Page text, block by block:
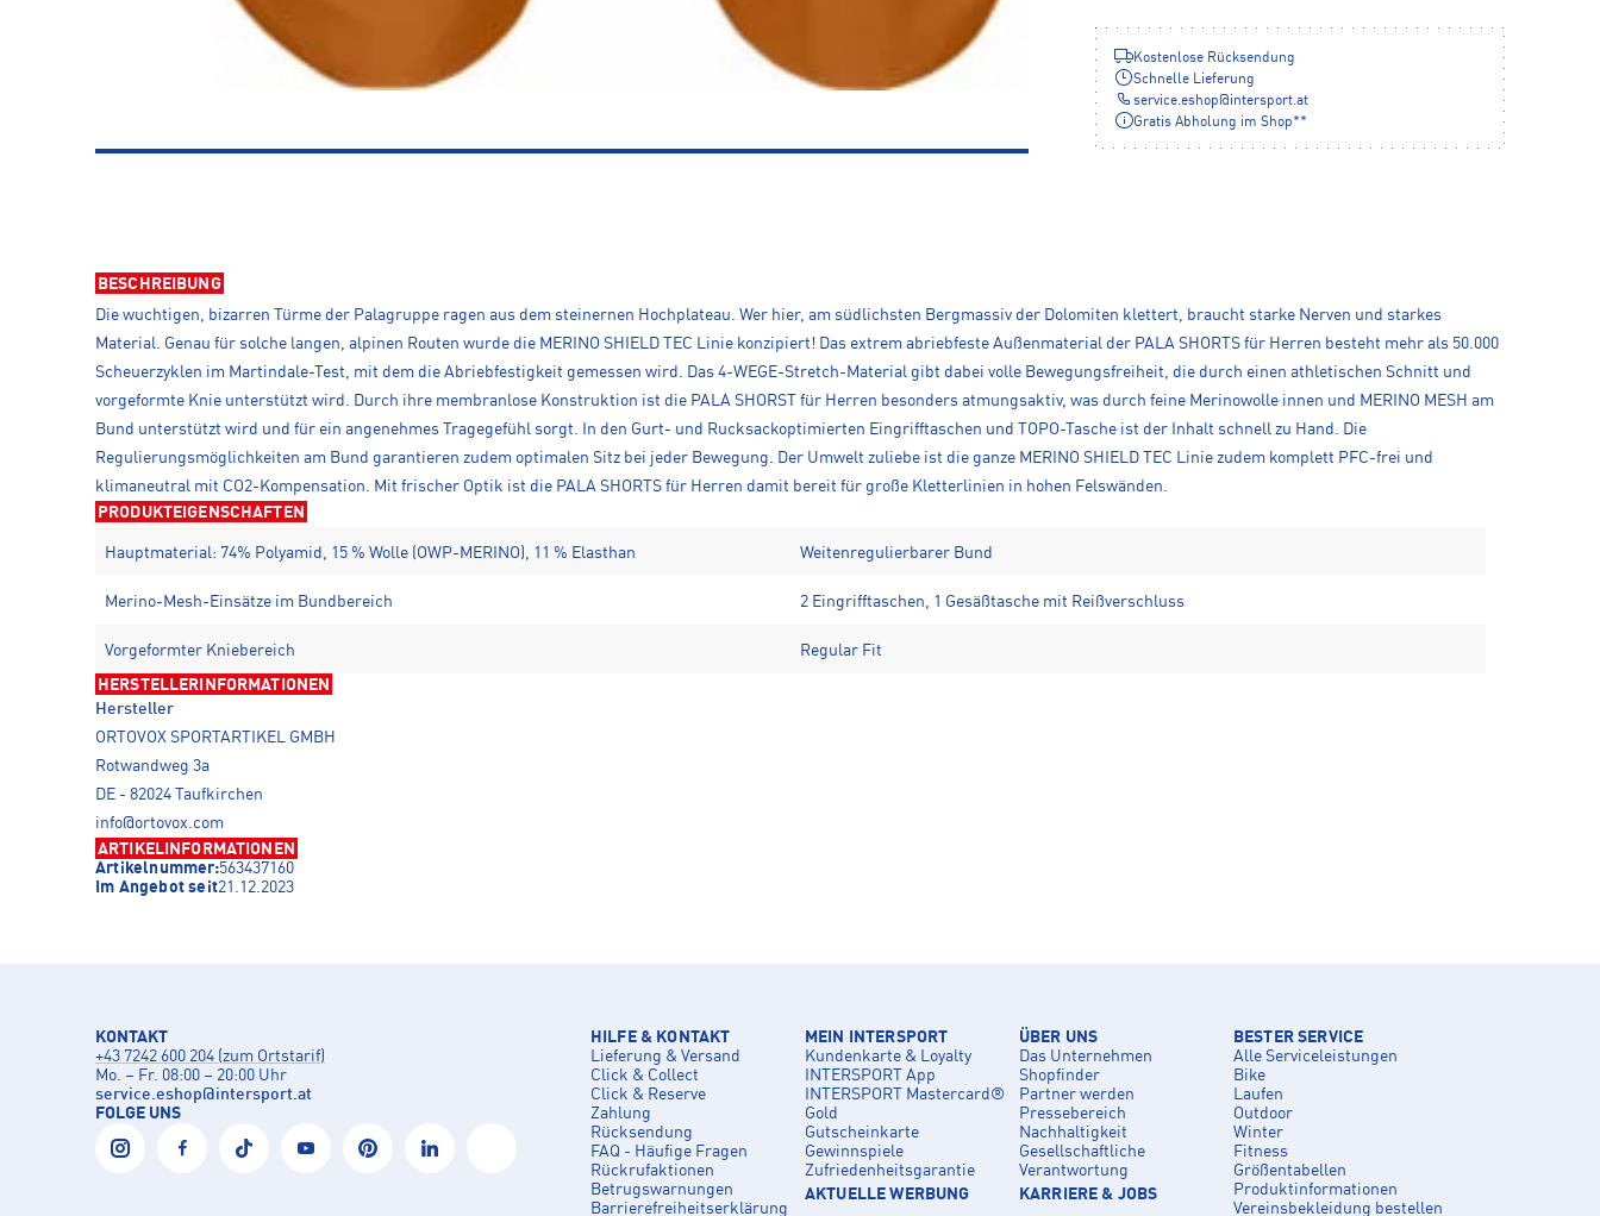
Kostenlose Rücksendung
Schnelle Lieferung
service.eshop@intersport.at
Gratis Abholung im Shop**
BESCHREIBUNG
Die wuchtigen, bizarren Türme der Palagruppe ragen aus dem steinernen Hochplateau. Wer hier, am südlichsten Bergmassiv der Dolomiten klettert, braucht starke Nerven und starkes
Material. Genau für solche langen, alpinen Routen wurde die MERINO SHIELD TEC Linie konzipiert! Das extrem abriebfeste Außenmaterial der PALA SHORTS für Herren besteht mehr als 50.000
Scheuerzyklen im Martindale-Test, mit dem die Abriebfestigkeit gemessen wird. Das 4-WEGE-Stretch-Material gibt dabei volle Bewegungsfreiheit, die durch einen athletischen Schnitt und
vorgeformte Knie unterstützt wird. Durch ihre membranlose Konstruktion ist die PALA SHORST für Herren besonders atmungsaktiv, was durch feine Merinowolle innen und MERINO MESH am
Bund unterstützt wird und für ein angenehmes Tragegefühl sorgt. In den Gurt- und Rucksackoptimierten Eingrifftaschen und TOPO-Tasche ist der Inhalt schnell zu Hand. Die
Regulierungsmöglichkeiten am Bund garantieren zudem optimalen Sitz bei jeder Bewegung. Der Umwelt zuliebe ist die ganze MERINO SHIELD TEC Linie zudem komplett PFC-frei und
klimaneutral mit CO2-Kompensation. Mit frischer Optik ist die PALA SHORTS für Herren damit bereit für große Kletterlinien in hohen Felswänden.
PRODUKTEIGENSCHAFTEN
Hauptmaterial: 74% Polyamid, 15 % Wolle (OWP-MERINO), 11 % Elasthan Weitenregulierbarer Bund
Merino-Mesh-Einsätze im Bundbereich 2 Eingrifftaschen, 1 Gesäßtasche mit Reißverschluss
Vorgeformter Kniebereich Regular Fit
HERSTELLERINFORMATIONEN
Hersteller
ORTOVOX SPORTARTIKEL GMBH
Rotwandweg 3a
DE - 82024 Taufkirchen
info@ortovox.com
ARTIKELINFORMATIONEN
Artikelnummer:563437160
Im Angebot seit21.12.2023
KONTAKT
+43 7242 600 204 (zum Ortstarif)
Mo. – Fr. 08:00 – 20:00 Uhr
service.eshop@intersport.at
FOLGE UNS
HILFE & KONTAKT
Lieferung & Versand
Click & Collect
Click & Reserve
Zahlung
Rücksendung
FAQ - Häufige Fragen
Rückrufaktionen
Betrugswarnungen
Barrierefreiheitserklärung
MEIN INTERSPORT
Kundenkarte & Loyalty
INTERSPORT App
INTERSPORT Mastercard®
Gold
Gutscheinkarte
Gewinnspiele
Zufriedenheitsgarantie
AKTUELLE WERBUNG
ÜBER UNS
Das Unternehmen
Shopfinder
Partner werden
Pressebereich
Nachhaltigkeit
Gesellschaftliche
Verantwortung
KARRIERE & JOBS
BESTER SERVICE
Alle Serviceleistungen
Bike
Laufen
Outdoor
Winter
Fitness
Größentabellen
Produktinformationen
Vereinsbekleidung bestellen